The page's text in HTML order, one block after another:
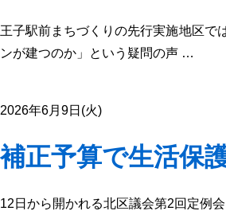
王子駅前まちづくりの先行実施地区で
ンが建つのか」という疑問の声 …
2026年6月9日(火)
補正予算で生活保
12日から開かれる北区議会第2回定例